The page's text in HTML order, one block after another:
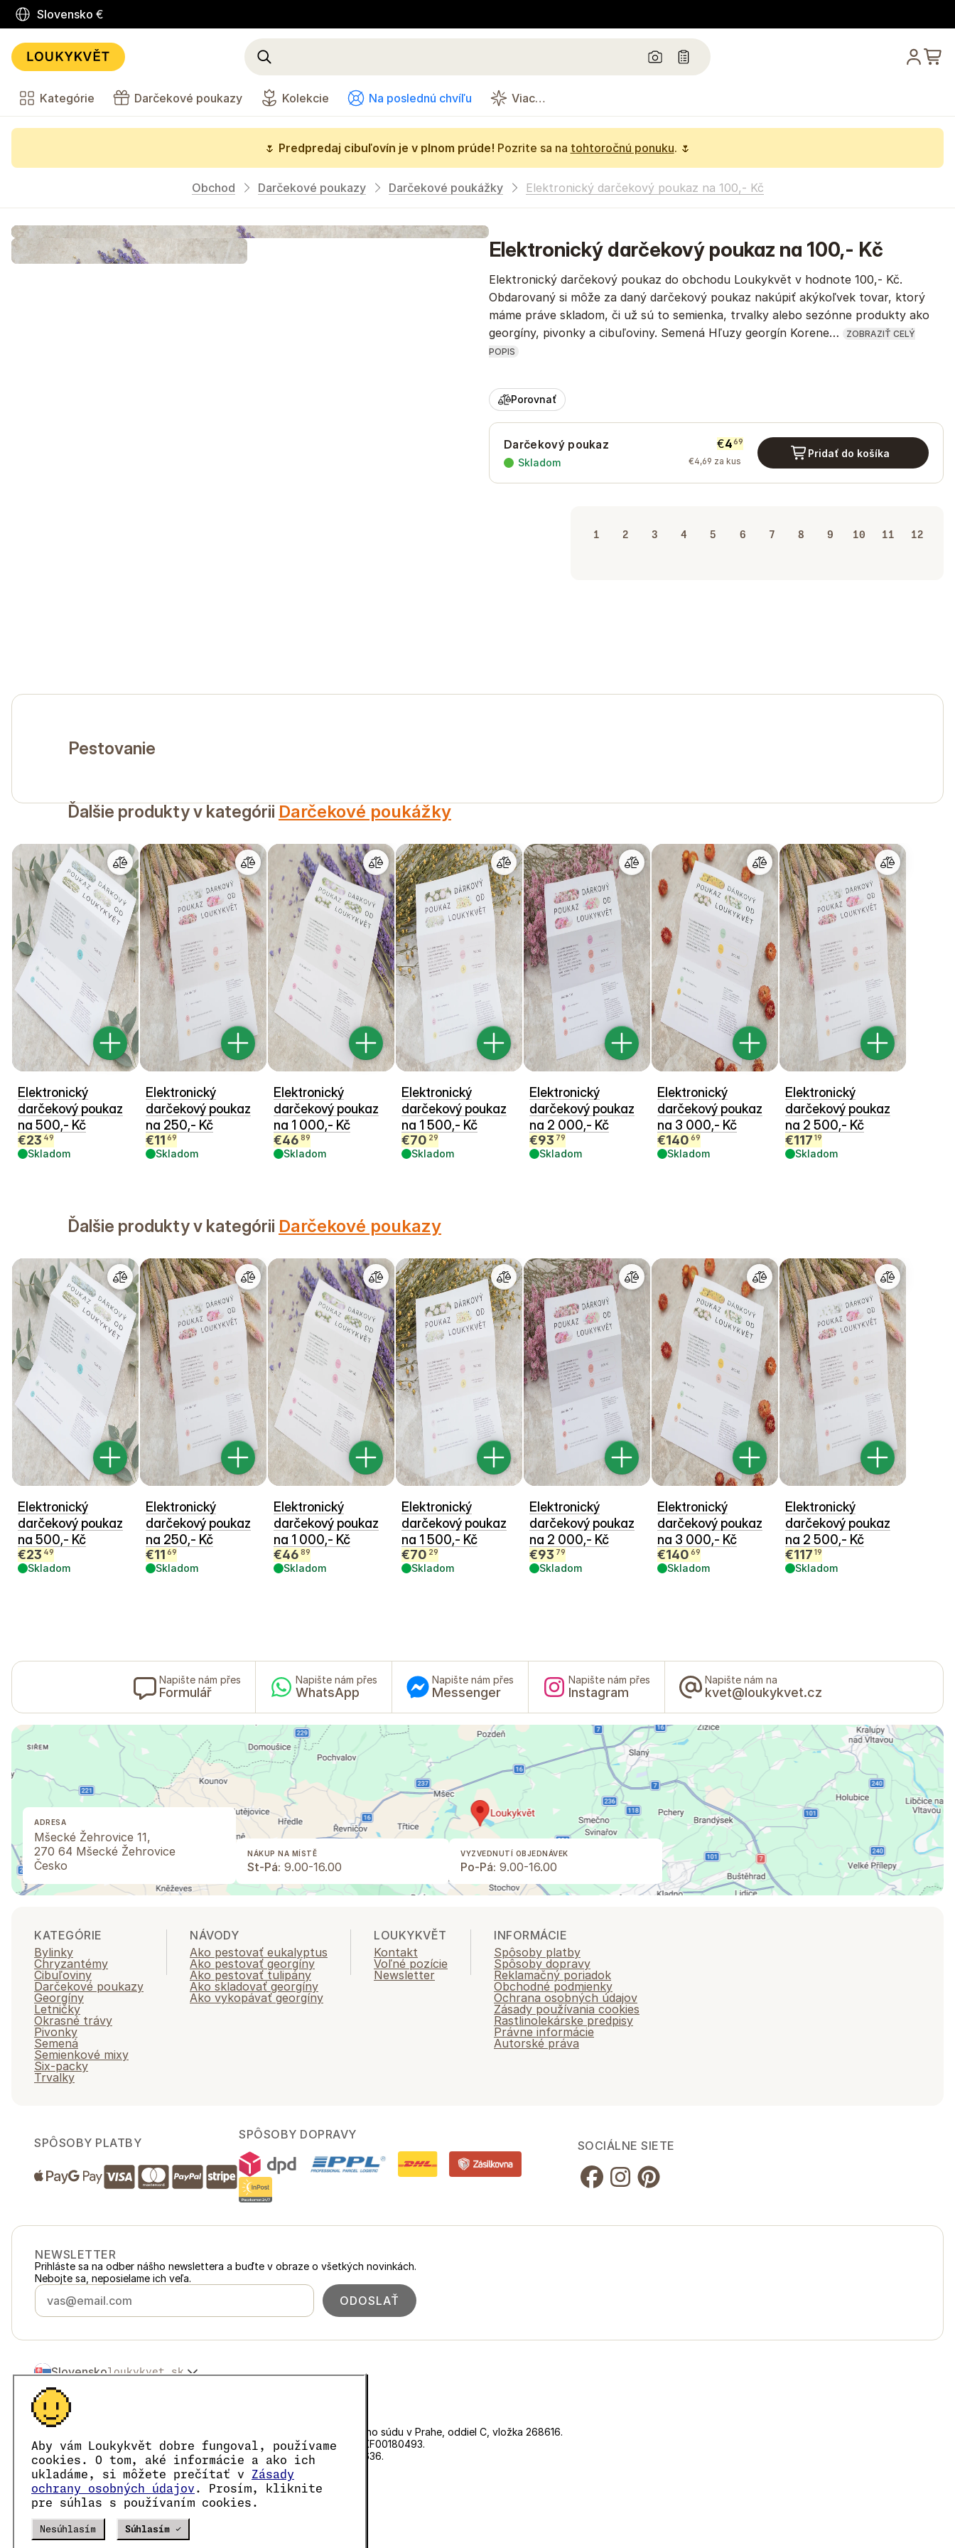
Aby vám Loukykvět dobre fungoval, používame
cookies. O tom, aké informácie a ako ich
ukladáme, si môžete prečítať v
Zásady
ochrany osobných údajov . Prosím, kliknite
pre súhlas s používaním cookies.
Nesúhlasím Súhlasím ✓
Slovensko €
Kategórie Darčekové poukazy Kolekcie Na poslednú chvíľu Viac…
🌷 Predpredaj cibuľovín je v plnom prúde! Pozrite sa na tohtoročnú ponuku. 🌷
Obchod Darčekové poukazy Darčekové poukážky Elektronický darčekový poukaz na 100,- Kč
Elektronický darčekový poukaz na 100,- Kč
Elektronický darčekový poukaz do obchodu Loukykvět v hodnote 100,- Kč.
Obdarovaný si môže za daný darčekový poukaz nakúpiť akýkoľvek tovar, ktorý
máme práve skladom, či už sú to semienka, trvalky alebo sezónne produkty ako
georgíny, pivonky a cibuľoviny. Semená Hľuzy georgín Korene…
ZOBRAZIŤ CELÝ
POPIS
Porovnať
Darčekový poukaz
Skladom
€469
€4,69 za kus
Pridať do košíka
1 2 3 4 5 6 7 8 9 10 11 12
Pestovanie
Ďalšie produkty v kategórii Darčekové poukážky
Elektronický
darčekový poukaz
na 500,- Kč
€23 49
Skladom
Elektronický
darčekový poukaz
na 250,- Kč
€11 69
Skladom
Elektronický
darčekový poukaz
na 1 000,- Kč
€46 89
Skladom
Elektronický
darčekový poukaz
na 1 500,- Kč
€70 29
Skladom
Elektronický
darčekový poukaz
na 2 000,- Kč
€93 79
Skladom
Elektronický
darčekový poukaz
na 3 000,- Kč
€140 69
Skladom
Elektronický
darčekový poukaz
na 2 500,- Kč
€117 19
Skladom
Ďalšie produkty v kategórii Darčekové poukazy
Elektronický
darčekový poukaz
na 500,- Kč
€23 49
Skladom
Elektronický
darčekový poukaz
na 250,- Kč
€11 69
Skladom
Elektronický
darčekový poukaz
na 1 000,- Kč
€46 89
Skladom
Elektronický
darčekový poukaz
na 1 500,- Kč
€70 29
Skladom
Elektronický
darčekový poukaz
na 2 000,- Kč
€93 79
Skladom
Elektronický
darčekový poukaz
na 3 000,- Kč
€140 69
Skladom
Elektronický
darčekový poukaz
na 2 500,- Kč
€117 19
Skladom
Napište nám přes
Formulář
Napište nám přes
WhatsApp
Napište nám přes
Messenger
Napište nám přes
Instagram
Napište nám na
kvet@loukykvet.cz
ADRESA
Mšecké Žehrovice 11,
270 64 Mšecké Žehrovice
Česko
NÁKUP NA MÍSTĚ
St-Pá: 9.00-16.00
VYZVEDNUTÍ OBJEDNÁVEK
Po-Pá: 9.00-16.00
KATEGÓRIE
Bylinky
Chryzantémy
Cibuľoviny
Darčekové poukazy
Georgíny
Letničky
Okrasné trávy
Pivonky
Semená
Semienkové mixy
Six-packy
Trvalky
NÁVODY
Ako pestovať eukalyptus
Ako pestovať georgíny
Ako pestovať tulipány
Ako skladovať georgíny
Ako vykopávať georgíny
LOUKYKVĚT
Kontakt
Voľné pozície
Newsletter
INFORMÁCIE
Spôsoby platby
Spôsoby dopravy
Reklamačný poriadok
Obchodné podmienky
Ochrana osobných údajov
Zásady používania cookies
Rastlinolekárske predpisy
Právne informácie
Autorské práva
SPÔSOBY PLATBY
SPÔSOBY DOPRAVY
SOCIÁLNE SIETE
NEWSLETTER
Prihláste sa na odber nášho newslettera a buďte v obraze o všetkých novinkách.
Nebojte sa, neposielame ich veľa.
ODOSLAŤ
Slovenskoloukykvet.sk
Česko
Polska loukykvet.pl
Österreich
Deutschland loukykvet.de
France loukykvet.fr
Belgiëloukykvet.be
Danmarkloukykvet.dk
Eesti loukykvet.ee
Españaloukykvet.es
Suomiloukykvet.fi
© 2016 →
Spoločnosť Loukykvět s.r.o. je zapísaná v Obchodnom registri Mestského súdu v Prahe, oddiel C, vložka 268616.
Sme zapojení do Systému združeného plnenia EKO-KOM pod číslom EKF00180493.
Pre vydávanie rastlinolekárskych pasov používame registračné číslo 0636.
IČO je 05663687, DIČ je CZ05663687.
ID dátovej schránky je eng827q.
Číslo EORI je CZ05663687.
Sme platcovia DPH.
Verze20302 PRODUCTION